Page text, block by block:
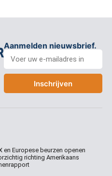
Aanmelden nieuwsbrief.
Inschrijven
en Europese beurzen openen
richting Amerikaans